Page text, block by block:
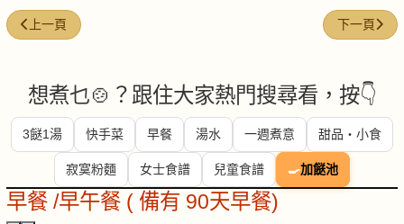
上一篇文章: 豆奶 (Soy milk)
上一頁 下一篇文
下一頁
想煮乜🍲？跟住大家熱門搜尋看，按👇
3餸1湯 快手菜 早餐 湯水 一週煮意 甜品・小食
寂寞粉麵 女士食譜 兒童食譜 🍳加餸池
早餐 /早午餐 ( 備有 90天早餐)